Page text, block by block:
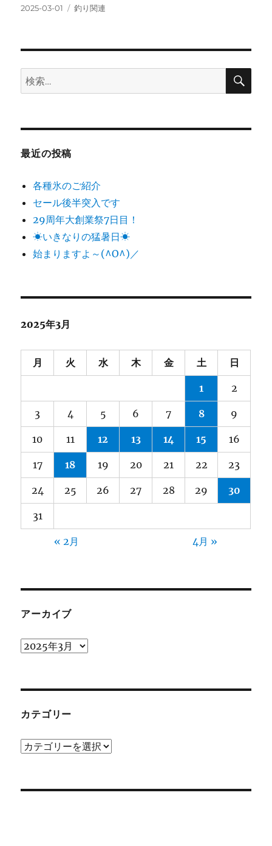
投
2025-03-01
カ
釣り関連
検
索:
検
最近の投稿
各種氷のご紹介
セール後半突入です
29周年大創業祭7日目！
☀いきなりの猛暑日☀
始まりますよ～(^O^)／
2025年3月
月 火 水 木 金 土 日
1 2
3 4 5 6 7 8 9
10 11 12 13 14 15 16
17 18 19 20 21 22 23
24 25 26 27 28 29 30
31
« 2月 4月 »
アーカイブ
ア
ブ
カテゴリー
カ